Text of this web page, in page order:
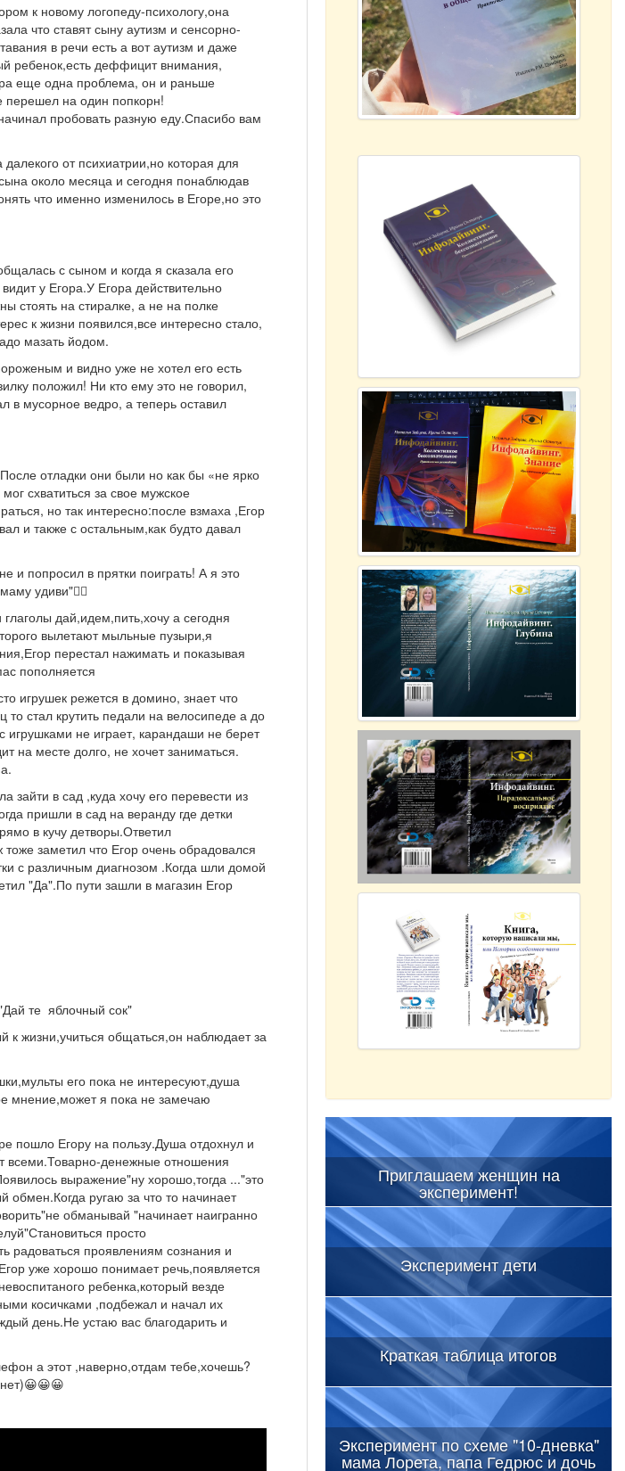
к новому логопеду-психологу,она
что ставят сыну аутизм и сенсорно-
в речи есть а вот аутизм и даже
ребенок,есть деффицит внимания,
еще одна проблема, он и раньше
перешел на один попкорн!
пробовать разную еду.Спасибо вам
от психиатрии,но которая для
около месяца и сегодня понаблюдав
что именно изменилось в Егоре,но это
с сыном и когда я сказала его
у Егора.У Егора действительно
стоять на стиралке, а не на полке
к жизни появился,все интересно стало,
мазать йодом.
и видно уже не хотел его есть
положил! Ни кто ему это не говорил,
в мусорное ведро, а теперь оставил
отладки они были но как бы «не ярко
схватиться за свое мужское
но так интересно:после взмаха ,Егор
и также с остальным,как будто давал
и попросил в прятки поиграть! А я это
удиви"🤦‍♀
дай,идем,пить,хочу а сегодня
вылетают мыльные пузыри,я
перестал нажимать и показывая
пополняется
игрушек режется в домино, знает что
то стал крутить педали на велосипеде а до
игрушками не играет, карандаши не берет
на месте долго, не хочет заниматься.
зайти в сад ,куда хочу его перевести из
пришли в сад на веранду где детки
в кучу детворы.Ответил
заметил что Егор очень обрадовался
с различным диагнозом .Когда шли домой
"Да".По пути зашли в магазин Егор
те яблочный сок"
к жизни,учиться общаться,он наблюдает за
его пока не интересуют,душа
мнение,может я пока не замечаю
пошло Егору на пользу.Душа отдохнул и
всеми.Товарно-денежные отношения
выражение"ну хорошо,тогда ..."это
обмен.Когда ругаю за что то начинает
обманывай "начинает наигранно
просто
радоваться проявлениям сознания и
уже хорошо понимает речь,появляется
ребенка,который везде
косичками ,подбежал и начал их
день.Не устаю вас благодарить и
а этот ,наверно,отдам тебе,хочешь?
Приглашаем женщин на
эксперимент!
Эксперимент дети
Краткая таблица итогов
Эксперимент по схеме "10-дневка"
мама Лорета, папа Гедрюс и дочь